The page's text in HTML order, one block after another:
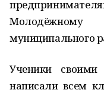
муниципального
Ученики
написали всем